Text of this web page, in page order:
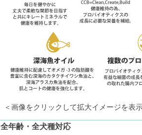
＜画像をクリックして拡大イメージを表
全年齢・全犬種対応